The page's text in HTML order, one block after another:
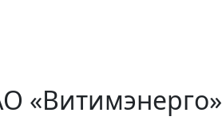
«Витимэнерго»